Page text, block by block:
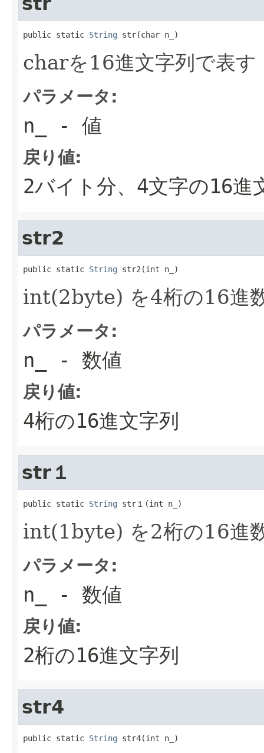
public static String str(char n_)
charを16進文字列で表す
パラメータ:
n_ - 値
戻り値:
2バイト分、4文字の16進
str2
public static String str2(int n_)
int(2byte) を4桁の16進
パラメータ:
n_ - 数値
戻り値:
4桁の16進文字列
str１
public static String str１(int n_)
int(1byte) を2桁の16進
パラメータ:
n_ - 数値
戻り値:
2桁の16進文字列
str4
public static String str4(int n_)